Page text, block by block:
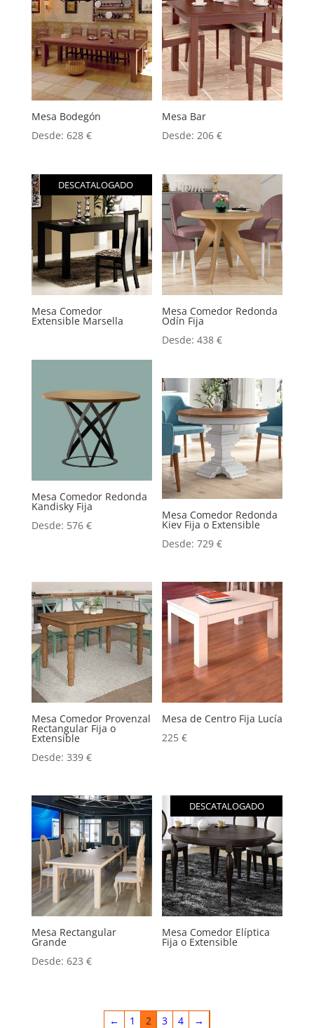
Mesa Bodegón
Desde: 628 €
Mesa Bar
Desde:206€
DESCATALOGADO
Mesa Comedor
Extensible Marsella
Mesa Comedor Redonda
Odín Fija
Desde:438€
Mesa Comedor Redonda
Kandisky Fija
Desde: 576 €
Mesa Comedor Redonda
Kiev Fija o Extensible
Desde:729€
Mesa Comedor Provenzal
Rectangular Fija o
Extensible
Desde: 339 €
Mesa de Centro Fija Lucía
225€
Mesa Rectangular
Grande
Desde: 623 €
DESCATALOGADO
Mesa Comedor Elíptica
Fija o Extensible
← 1 2 3 4 →